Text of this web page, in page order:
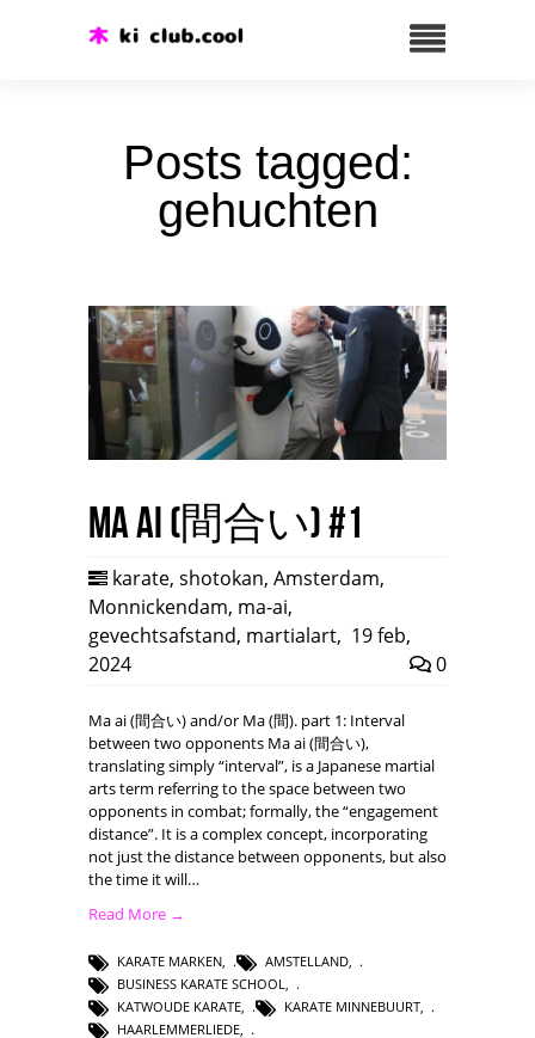
Posts tagged:
gehuchten
Ma ai (間合い) #1
karate, shotokan, Amsterdam,
Monnickendam, ma-ai,
gevechtsafstand, martialart, 19 feb,
2024
0
Ma ai (間合い) and/or Ma (間). part 1: Interval
between two opponents Ma ai (間合い),
translating simply “interval”, is a Japanese martial
arts term referring to the space between two
opponents in combat; formally, the “engagement
distance”. It is a complex concept, incorporating
not just the distance between opponents, but also
the time it will…
Read More →
KARATE MARKEN AMSTELLAND
BUSINESS KARATE SCHOOL
KATWOUDE KARATE
KARATE MINNEBUURT
HAARLEMMERLIEDE